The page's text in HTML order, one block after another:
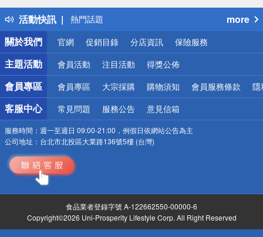
活動快訊
得獎公告
熱門話題
銀行優惠
偏遠地區配送
詐騙網頁！請小心！
more
關於我們
官網 促銷目錄 分店資訊 保險服務
主題活動 會員活動 注目活動 得獎公佈
會員專區 會員專區 大宗採購 購物須知 會員服務條款 隱
客服中心 常見問題 服務公告 意見信箱
服務時間： 週一至週日 09:00-21:00，例假日依網站公告為主
公司地址： 台北市北投區大業路136號5樓 (台灣)
食品業者登錄字號 A-122662550-00000-6
Copyright©2026 Uni-Prosperity Lifestyle Corp. All Right Reserved